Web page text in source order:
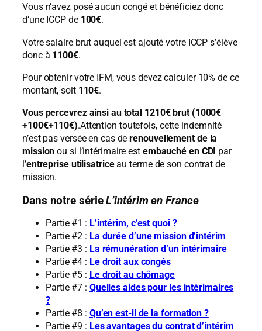
Vous n’avez posé aucun congé et bénéficiez donc
d’une ICCP de 100€.
Votre salaire brut auquel est ajouté votre ICCP s’élève
donc à 1100€.
Pour obtenir votre IFM, vous devez calculer 10% de ce
montant, soit110€.
Vous percevrez ainsi au total 1210€ brut (1000€
+100€+110€).Attention toutefois, cette indemnité
n’est pas versée en cas derenouvellement de la
mission ou si l’intérimaire estembauché en CDI par
l’entreprise utilisatriceau terme de son contrat de
mission.
Dans notre sérieL’intérim en France
Partie #1 : L’intérim, c’est quoi ?
Partie #2 : La durée d’une mission d’intérim
Partie #3 : La rémunération d’un intérimaire
Partie #4 : Le droit aux congés
Partie #5 : Le droit au chômage
Partie #7 : Quelles aides pour les intérimaires
?
Partie #8 : Qu’en est-il de la formation ?
Partie #9 : Les avantages du contrat d’intérim